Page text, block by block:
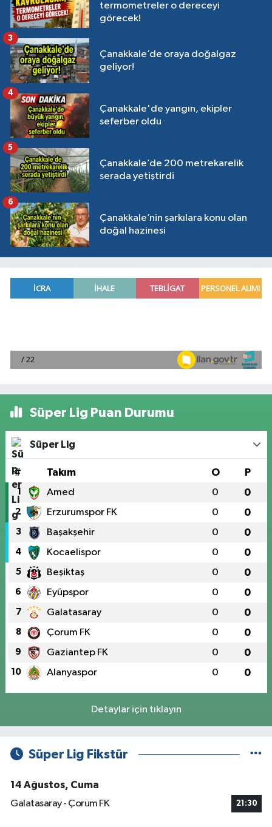
termometreler o dereceyi
görecek!
Çanakkale’de oraya doğalgaz
geliyor!
3
Çanakkale'de yangın, ekipler
seferber oldu
4
Çanakkale’de 200 metrekarelik
serada yetiştirdi
5
Çanakkale’nin şarkılara konu olan
doğal hazinesi
6
Süper Lig Puan Durumu
Süper Lig
# Takım O P
1 Amed 0 0
2 Erzurumspor FK 0 0
3 Başakşehir 0 0
4 Kocaelispor 0 0
5 Beşiktaş 0 0
6 Eyüpspor 0 0
7 Galatasaray 0 0
8 Çorum FK 0 0
9 Gaziantep FK 0 0
10 Alanyaspor 0 0
Detaylar için tıklayın
Süper Lig Fikstür
14 Ağustos, Cuma
Galatasaray - Çorum FK
21:30